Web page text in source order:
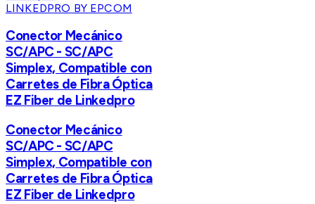
LINKEDPRO BY EPCOM
Conector Mecánico
SC/APC - SC/APC
Simplex, Compatible con
Carretes de Fibra Óptica
EZ Fiber de Linkedpro
Conector Mecánico
SC/APC - SC/APC
Simplex, Compatible con
Carretes de Fibra Óptica
EZ Fiber de Linkedpro